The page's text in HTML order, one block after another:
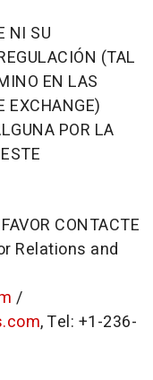
NI SU
(TAL
EN LAS
EXCHANGE)
POR LA
CONTACTE
Relations and
/
, Tel: +1-236-